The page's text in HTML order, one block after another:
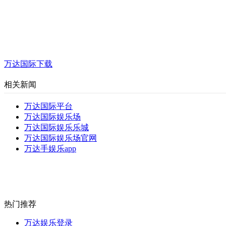
万达国际下载
相关新闻
万达国际平台
万达国际娱乐场
万达国际娱乐乐城
万达国际娱乐场官网
万达手娱乐app
热门推荐
万达娱乐登录